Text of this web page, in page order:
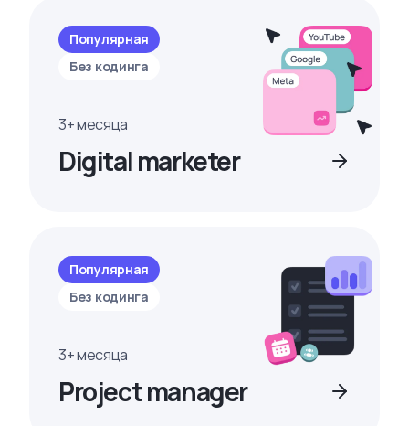
Популярная
Без кодинга
3+ месяца
Digital marketer
Популярная
Без кодинга
3+ месяца
Project manager